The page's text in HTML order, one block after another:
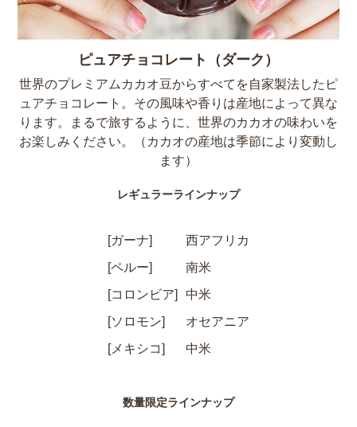
ピュアチョコレート（ダーク）
世界のプレミアムカカオ豆からすべてを自家製法したピ
ュアチョコレート。その風味や香りは産地によって異な
ります。まるで旅するように、世界のカカオの味わいを
お楽しみください。（カカオの産地は季節により変動し
ます）
レギュラーラインナップ
[ガーナ]
西アフリカ
[ペルー]
南米
[コロンビア]
中米
[ソロモン]
オセアニア
[メキシコ]
中米
数量限定ラインナップ